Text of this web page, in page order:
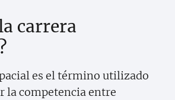
carrera
es el término utilizado
la competencia entre